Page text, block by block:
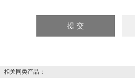
相关同类产品：